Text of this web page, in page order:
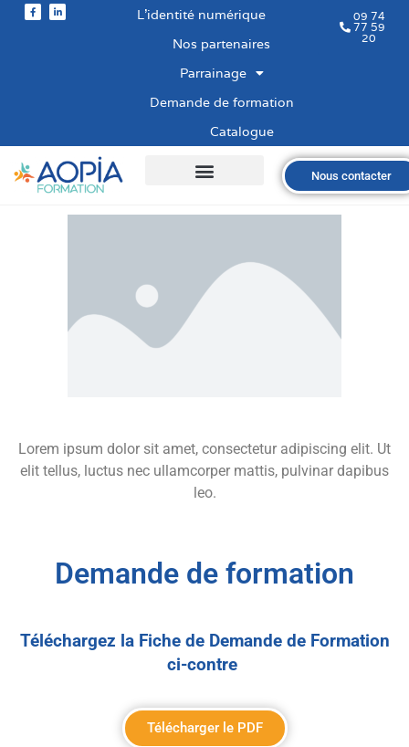
L’identité numérique
Nos partenaires
Parrainage
Demande de formation
Catalogue
09 74
77 59
20
Nous contacter
Lorem ipsum dolor sit amet, consectetur adipiscing elit. Ut
elit tellus, luctus nec ullamcorper mattis, pulvinar dapibus
leo.
Demande de formation
Téléchargez la Fiche de Demande de Formation
ci-contre
Télécharger le PDF